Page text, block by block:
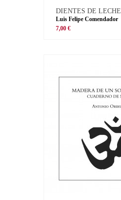
DIENTES DE LECHE
Luis Felipe Comendador
7,00 €